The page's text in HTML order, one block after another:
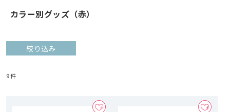
カラー別グッズ（赤）
絞り込み
9件